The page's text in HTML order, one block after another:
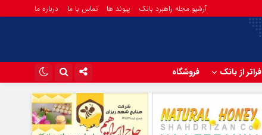
آرشیو مجله راهبرد بانک پیوند ها تماس با ما درباره ما
فراتر از بانک فروشگاه
اینستاگرام
تلگرام